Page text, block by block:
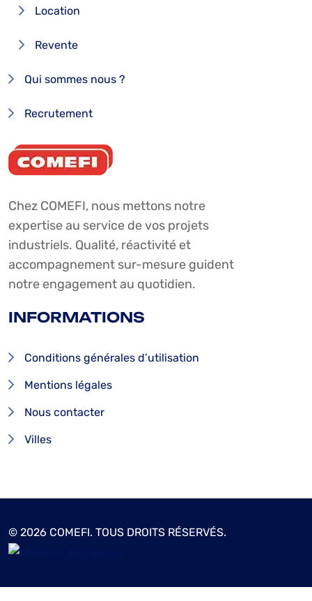
Location
Revente
Qui sommes nous ?
Recrutement
Chez COMEFI, nous mettons notre
expertise au service de vos projets
industriels. Qualité, réactivité et
accompagnement sur-mesure guident
notre engagement au quotidien.
INFORMATIONS
Conditions générales d’utilisation
Mentions légales
Nous contacter
Villes
© 2026 COMEFI. TOUS DROITS RÉSERVÉS.